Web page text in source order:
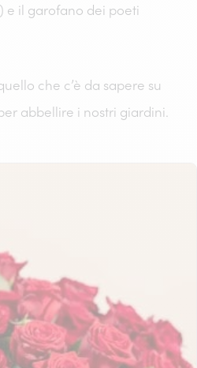
e il garofano dei poeti
che c’è da sapere su
abbellire i nostri giardini.